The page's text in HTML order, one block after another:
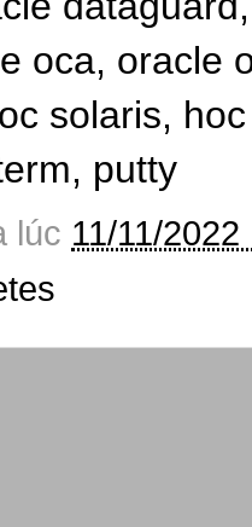
oca, oracle
solaris,
putty
lúc 11/11/